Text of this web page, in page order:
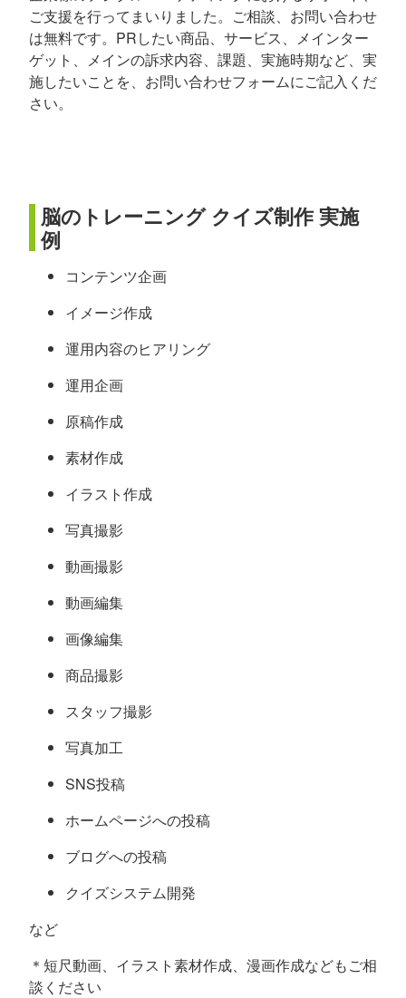
ご支援を行ってまいりました。ご相談、お問い合わせ
は無料です。PRしたい商品、サービス、メインター
ゲット、メインの訴求内容、課題、実施時期など、実
施したいことを、お問い合わせフォームにご記入くだ
さい。
脳のトレーニング クイズ制作 実施
例
コンテンツ企画
イメージ作成
運用内容のヒアリング
運用企画
原稿作成
素材作成
イラスト作成
写真撮影
動画撮影
動画編集
画像編集
商品撮影
スタッフ撮影
写真加工
SNS投稿
ホームページへの投稿
ブログへの投稿
クイズシステム開発
など
＊短尺動画、イラスト素材作成、漫画作成などもご相
談ください